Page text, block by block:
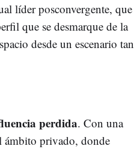
líder posconvergente, que
que se desmarque de la
desde un escenario tan
perdida. Con una
ámbito privado, donde